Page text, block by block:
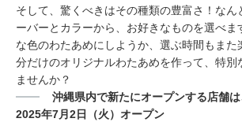
そして、驚くべきはその種類の豊富さ！なん
ーバーとカラーから、お好きなものを選べま
な色のわたあめにしようか、選ぶ時間もまた
分だけのオリジナルわたあめを作って、特別
ませんか？
沖縄県内で新たにオープンする店舗は
2025年7月2日（火）オープン